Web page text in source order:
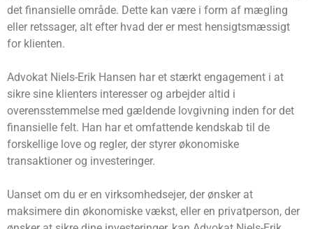
det finansielle område. Dette kan være i form af mægling
eller retssager, alt efter hvad der er mest hensigtsmæssigt
for klienten.
Advokat Niels-Erik Hansen har et stærkt engagement i at
sikre sine klienters interesser og arbejder altid i
overensstemmelse med gældende lovgivning inden for det
finansielle felt. Han har et omfattende kendskab til de
forskellige love og regler, der styrer økonomiske
transaktioner og investeringer.
Uanset om du er en virksomhedsejer, der ønsker at
maksimere din økonomiske vækst, eller en privatperson, der